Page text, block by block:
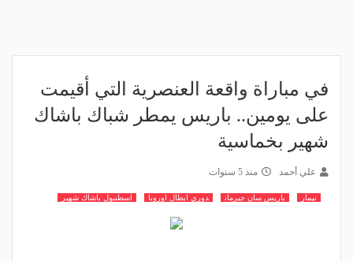
في مباراة واقعة العنصرية التي أقيمت
على يومين.. باريس يمطر شباك باشاك
شهير بخماسية
علي أحمد منذ 5 سنوات
نيمار باريس سان جيرمان دوري ابطال اوروبا اسطنبول باشاك شهير